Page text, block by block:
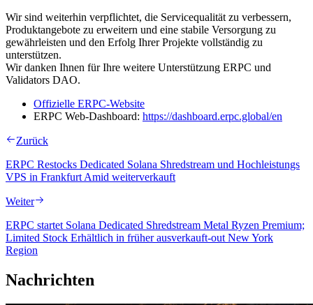
Wir sind weiterhin verpflichtet, die Servicequalität zu verbessern,
Produktangebote zu erweitern und eine stabile Versorgung zu
gewährleisten und den Erfolg Ihrer Projekte vollständig zu
unterstützen.
Wir danken Ihnen für Ihre weitere Unterstützung ERPC und
Validators DAO.
Offizielle ERPC-Website
ERPC Web-Dashboard: https://dashboard.erpc.global/en
Zurück
ERPC Restocks Dedicated Solana Shredstream und Hochleistungs
VPS in Frankfurt Amid weiterverkauft
Weiter
ERPC startet Solana Dedicated Shredstream Metal Ryzen Premium;
Limited Stock Erhältlich in früher ausverkauft-out New York
Region
Nachrichten